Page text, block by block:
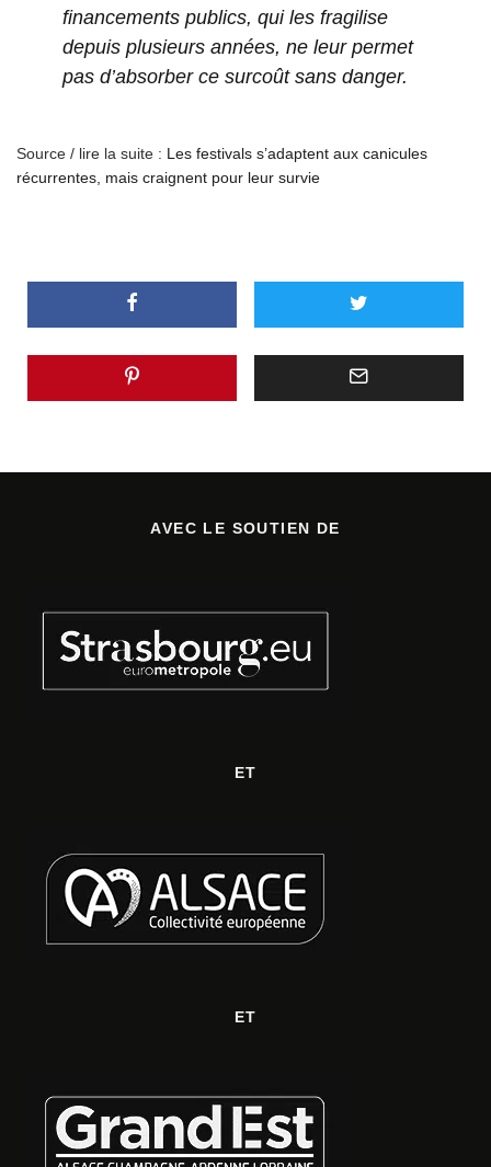
financements publics, qui les fragilise
depuis plusieurs années, ne leur permet
pas d’absorber ce surcoût sans danger.
Source / lire la suite : Les festivals s’adaptent aux canicules
récurrentes, mais craignent pour leur survie
AVEC LE SOUTIEN DE
ET
ET